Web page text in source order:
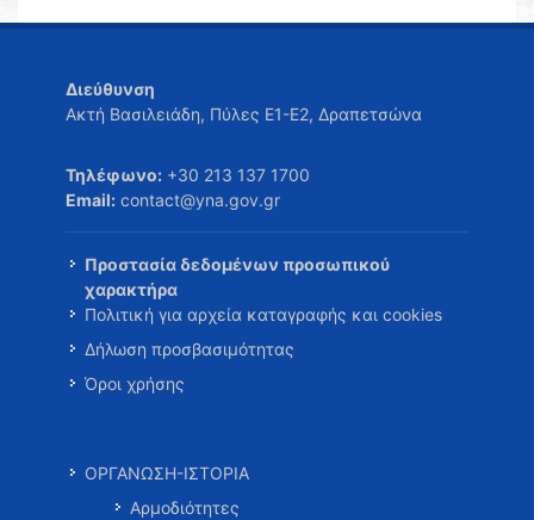
Διεύθυνση
Ακτή Βασιλειάδη, Πύλες Ε1-Ε2, Δραπετσώνα
Τηλέφωνο: +30 213 137 1700
Email: contact@yna.gov.gr
Προστασία δεδομένων προσωπικού
χαρακτήρα
Πολιτική για αρχεία καταγραφής και cookies
Δήλωση προσβασιμότητας
Όροι χρήσης
ΟΡΓΑΝΩΣΗ-ΙΣΤΟΡΙΑ
Αρμοδιότητες